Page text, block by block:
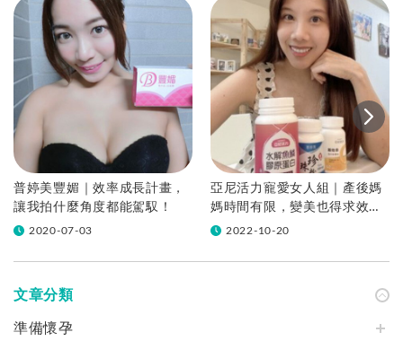
普婷美豐媚｜效率成長計畫，
讓我拍什麼角度都能駕馭！
2020-07-03
亞尼活力寵愛女人組｜產後媽
媽時間有限，變美也得求效
率！2022-10-20
文章分類
準備懷孕